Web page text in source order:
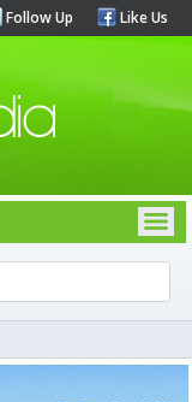
Follow Up Like Us